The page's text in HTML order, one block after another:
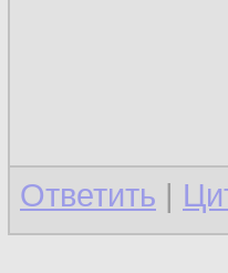
Ответить |